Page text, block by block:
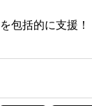
包括的に支援！